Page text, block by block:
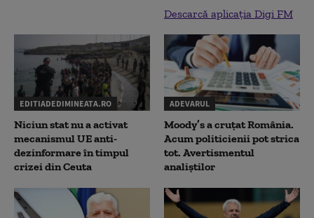
Descarcă aplicația Digi FM
EDITIADEDIMINEATA.RO
Niciun stat nu a activat
mecanismul UE anti-
dezinformare în timpul
crizei din Ceuta
ADEVARUL
Moody’s a cruțat România.
Acum politicienii pot strica
tot. Avertismentul
analiștilor